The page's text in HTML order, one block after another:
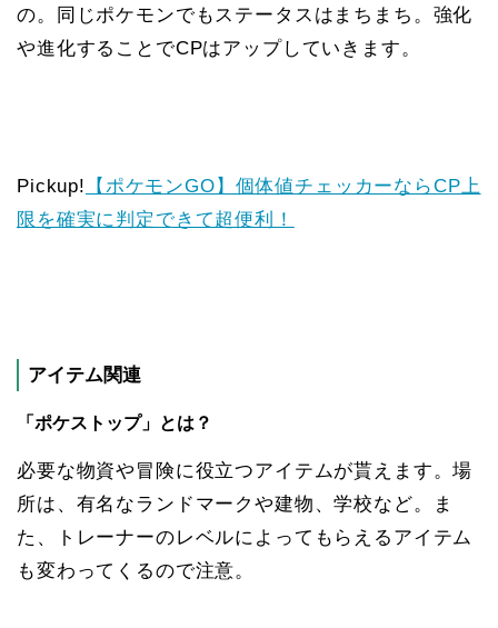
の。同じポケモンでもステータスはまちまち。強化
や進化することでCPはアップしていきます。
Pickup! 【ポケモンGO】個体値チェッカーならCP上
限を確実に判定できて超便利！
アイテム関連
「ポケストップ」とは？
必要な物資や冒険に役立つアイテムが貰えます。場
所は、有名なランドマークや建物、学校など。ま
た、トレーナーのレベルによってもらえるアイテム
も変わってくるので注意。